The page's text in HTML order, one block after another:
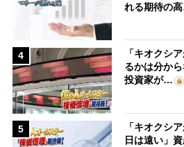
れる期待の
4
「キオクシ
るかは分か
投資家が…
5
「キオクシ
日は遠い」